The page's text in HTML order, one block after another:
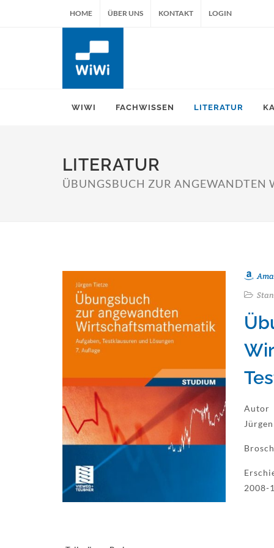
HOME ÜBER UNS KONTAKT LOGIN
WIWI FACHWISSEN LITERATUR
LITERATUR
ÜBUNGSBUCH ZUR ANGEWANDTEN
Autor
2008-